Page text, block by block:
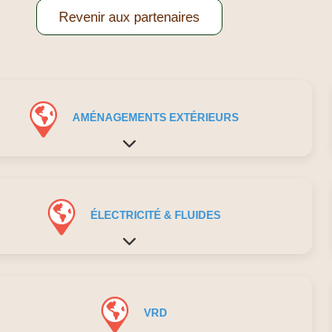
Revenir aux partenaires
AMÉNAGEMENTS EXTÉRIEURS
Expand sub-categories
ÉLECTRICITÉ & FLUIDES
Expand sub-categories
VRD